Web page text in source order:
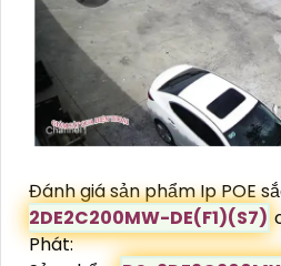
Đánh giá sản phẩm Ip POE
2DE2C200MW-DE(F1)(S7)
Phát: